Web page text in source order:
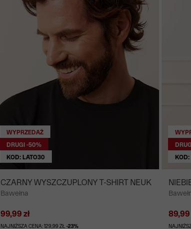
WYPRZEDAŻ
DRUGI -50%
KOD: LATO30
CZARNY WYSZCZUPLONY T-SHIRT NEUK
Bawełna
99,99 zł
NAJNIŻSZA CENA: 129,99 ZŁ -23%
KOD:
89,99